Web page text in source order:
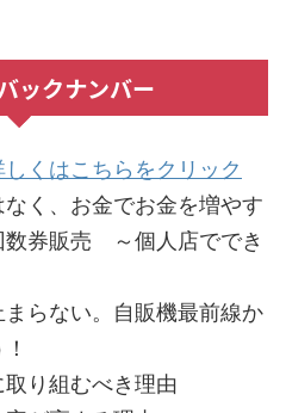
ックナンバー
しくはこちらをクリック
なく、お金でお金を増やす
数券販売 ～個人店ででき
まらない。自販機最前線か
取り組むべき理由